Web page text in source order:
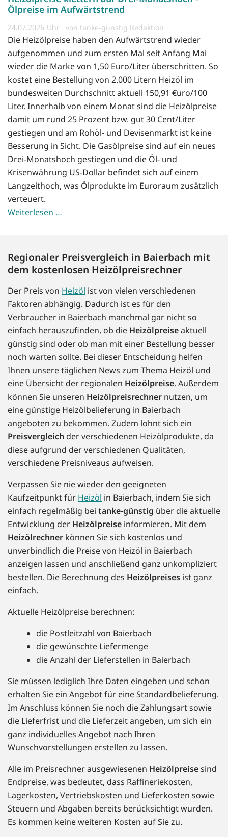
Ölpreise im Aufwärtstrend
24.07.2026 von tanke-günstig Redaktion
Die Heizölpreise haben den Aufwärtstrend wieder
aufgenommen und zum ersten Mal seit Anfang Mai
wieder die Marke von 1,50 Euro/Liter überschritten. So
kostet eine Bestellung von 2.000 Litern Heizöl im
bundesweiten Durchschnitt aktuell 150,91 €uro/100
Liter. Innerhalb von einem Monat sind die Heizölpreise
damit um rund 25 Prozent bzw. gut 30 Cent/Liter
gestiegen und am Rohöl- und Devisenmarkt ist keine
Besserung in Sicht. Die Gasölpreise sind auf ein neues
Drei-Monatshoch gestiegen und die Öl- und
Krisenwährung US-Dollar befindet sich auf einem
Langzeithoch, was Ölprodukte im Euroraum zusätzlich
verteuert.
Weiterlesen …
Regionaler Preisvergleich in Baierbach mit
dem kostenlosen Heizölpreisrechner
Der Preis von Heizöl ist von vielen verschiedenen
Faktoren abhängig. Dadurch ist es für den
Verbraucher in Baierbach manchmal gar nicht so
einfach herauszufinden, ob die Heizölpreiseaktuell
günstig sind oder ob man mit einer Bestellung besser
noch warten sollte. Bei dieser Entscheidung helfen
Ihnen unsere täglichen News zum Thema Heizöl und
eine Übersicht der regionalen Heizölpreise. Außerdem
können Sie unseren Heizölpreisrechner nutzen, um
eine günstige Heizölbelieferung in Baierbach
angeboten zu bekommen. Zudem lohnt sich ein
Preisvergleich der verschiedenen Heizölprodukte, da
diese aufgrund der verschiedenen Qualitäten,
verschiedene Preisniveaus aufweisen.
Verpassen Sie nie wieder den geeigneten
Kaufzeitpunkt für Heizöl in Baierbach, indem Sie sich
einfach regelmäßig bei tanke-günstig über die aktuelle
Entwicklung der Heizölpreise informieren. Mit dem
Heizölrechner können Sie sich kostenlos und
unverbindlich die Preise von Heizöl in Baierbach
anzeigen lassen und anschließend ganz unkompliziert
bestellen. Die Berechnung des Heizölpreises ist ganz
einfach.
Aktuelle Heizölpreise berechnen:
die Postleitzahl von Baierbach
die gewünschte Liefermenge
die Anzahl der Lieferstellen in Baierbach
Sie müssen lediglich Ihre Daten eingeben und schon
erhalten Sie ein Angebot für eine Standardbelieferung.
Im Anschluss können Sie noch die Zahlungsart sowie
die Lieferfrist und die Lieferzeit angeben, um sich ein
ganz individuelles Angebot nach Ihren
Wunschvorstellungen erstellen zu lassen.
Alle im Preisrechner ausgewiesenen Heizölpreisesind
Endpreise, was bedeutet, dass Raffineriekosten,
Lagerkosten, Vertriebskosten und Lieferkosten sowie
Steuern und Abgaben bereits berücksichtigt wurden.
Es kommen keine weiteren Kosten auf Sie zu.